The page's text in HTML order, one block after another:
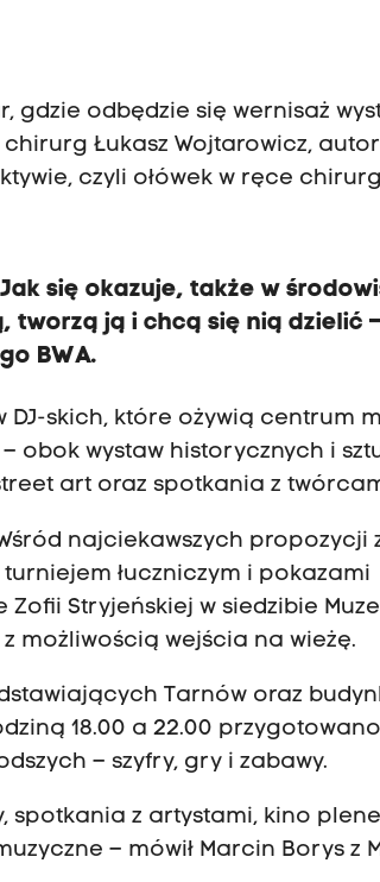
gdzie odbędzie się wernisaż
chirurg Łukasz Wojtarowicz, autor
czyli ołówek w ręce
się okazuje, także w
tworzą ją i chcą się nią dzielić
BWA.
skich, które ożywią centrum
obok wystaw historycznych i
art oraz spotkania z
najciekawszych propozycji
łuczniczym i pokazami
Stryjeńskiej w siedzibie
możliwością wejścia na wieżę.
Tarnów oraz
18.00 a 22.00 przygotowano
– szyfry, gry i zabawy.
spotkania z artystami, kino
– mówił Marcin Borys z